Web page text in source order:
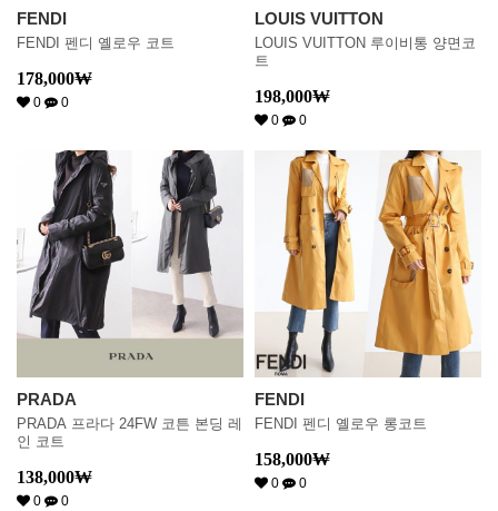
FENDI
FENDI 펜디 옐로우 코트
178,000₩
0 0
LOUIS VUITTON
LOUIS VUITTON 루이비통 양면코
트
198,000₩
0 0
PRADA
PRADA 프라다 24FW 코튼 본딩 레
인 코트
138,000₩
0 0
FENDI
FENDI 펜디 옐로우 롱코트
158,000₩
0 0